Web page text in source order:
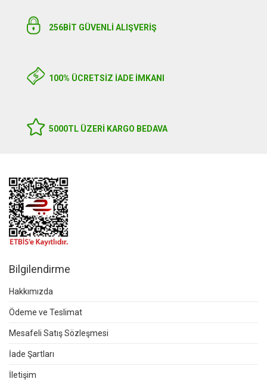
256BIT GÜVENLİ ALIŞVERİŞ
100% ÜCRETSİZ İADE İMKANI
5000TL ÜZERI KARGO BEDAVA
Bilgilendirme
Hakkımızda
Ödeme ve Teslimat
Mesafeli Satış Sözleşmesi
İade Şartları
İletişim